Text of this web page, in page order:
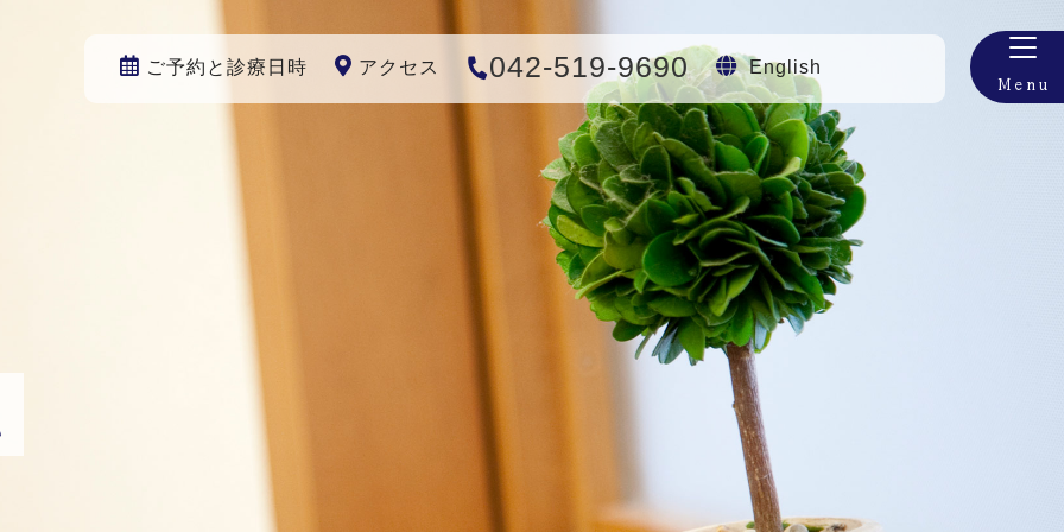
ご予約と診療日時 アクセス 042-519-9690 English
Menu